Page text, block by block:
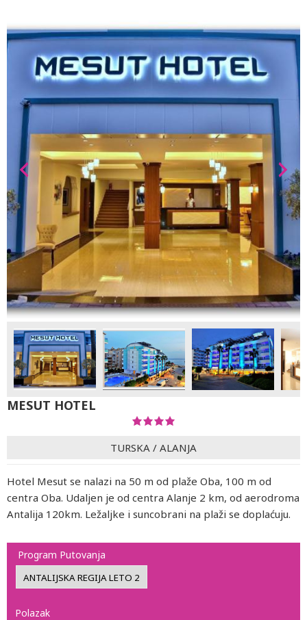
MESUT HOTEL
TURSKA / ALANJA
Hotel Mesut se nalazi na 50 m od plaže Oba, 100 m od
centra Oba. Udaljen je od centra Alanje 2 km, od aerodroma
Antalija 120km. Ležaljke i suncobrani na plaži se doplaćuju.
Program Putovanja
Polazak